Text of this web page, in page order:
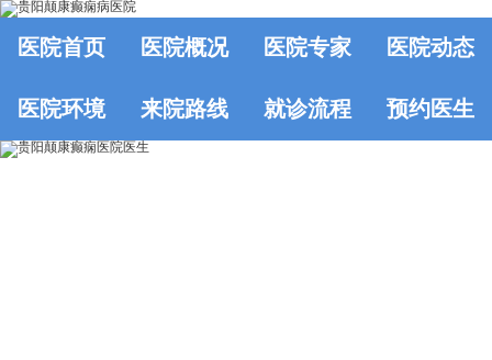
医院首页 医院概况 医院专家 医院动态
医院环境 来院路线 就诊流程 预约医生